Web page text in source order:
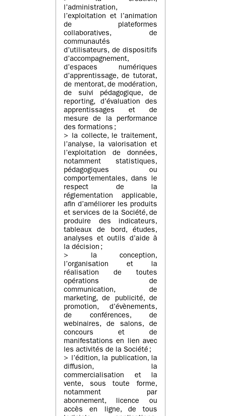
l’administration,
l’exploitation et l’animation
de plateformes
collaboratives, de
communautés
d’utilisateurs, de dispositifs
d’accompagnement,
d’espaces numériques
d’apprentissage, de tutorat,
de mentorat, de modération,
de suivi pédagogique, de
reporting, d’évaluation des
apprentissages et de
mesure de la performance
des formations ;
> la collecte, le traitement,
l’analyse, la valorisation et
l’exploitation de données,
notamment statistiques,
pédagogiques ou
comportementales, dans le
respect de la
réglementation applicable,
afin d’améliorer les produits
et services de la Société, de
produire des indicateurs,
tableaux de bord, études,
analyses et outils d’aide à
la décision ;
> la conception,
l’organisation et la
réalisation de toutes
opérations de
communication, de
marketing, de publicité, de
promotion, d’évènements,
de conférences, de
webinaires, de salons, de
concours et de
manifestations en lien avec
les activités de la Société ;
> l’édition, la publication, la
diffusion, la
commercialisation et la
vente, sous toute forme,
notamment par
abonnement, licence ou
accès en ligne, de tous